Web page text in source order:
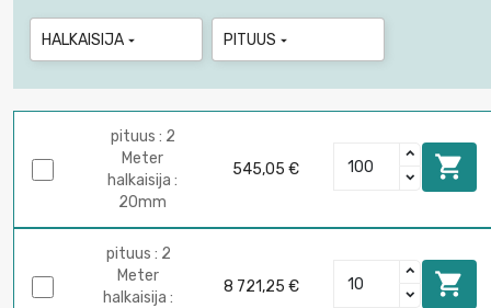
HALKAISIJA  PITUUS 
pituus : 2
Meter
halkaisija :
20mm
545,05 € 
pituus : 2
Meter
halkaisija :
8 721,25 € 